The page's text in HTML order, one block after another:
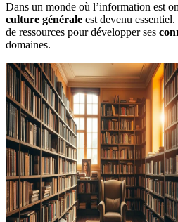
Dans un monde où l’information est
culture générale est devenu
de ressources pour développer ses
domaines.